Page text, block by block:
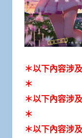
＊以下內容涉
＊
＊以下內容涉
＊
＊以下內容涉